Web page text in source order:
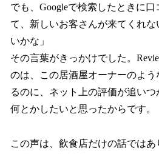
み
み
中
で
す
でも、Googleで検索したときに口
て、新しいお客さんが来てくれ
いかな」
その言葉がきっかけでした。
のは、この居酒屋オーナーのよ
るのに、ネット上の評価が追い
何とかしたいと思ったからです。
この声は、飲食店だけの話では